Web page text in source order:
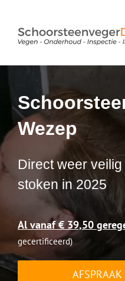
inhoud
Wezep
Direct weer
stoken in 2025
Al vanaf € 39,50
gecertificeerd)